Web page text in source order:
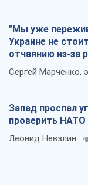
"Мы уже
Украине не
отчаянию из-за
Сергей Марченко,
Запад проспал
проверить НАТО
Леонид Невзлин